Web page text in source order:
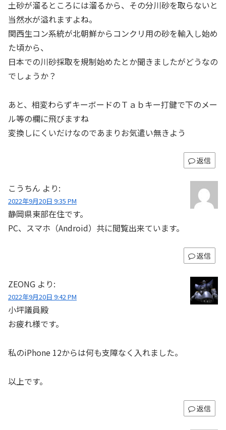
土砂が溜るところには溜るから、その分川砂を取らないと
当然水が溢れますよね。
関西生コン系統が北朝鮮からコンクリ用の砂を輸入し始め
た頃から、
日本での川砂採取を規制始めたとか聞きましたがどうなの
でしょうか？
あと、相変わらずキーボードのＴａｂキー打鍵で下のメー
ル等の欄に飛びますね
変換しにくいだけなのであまりお気遣い無きよう
返信
こうちん より:
2022年9月20日 9:35 PM
静岡県東部在住です。
PC、スマホ（Android）共に閲覧出来ています。
返信
ZEONG より:
2022年9月20日 9:42 PM
小坪議員殿
お疲れ様です。
私のiPhone 12からは何も支障なく入れました。
以上です。
返信